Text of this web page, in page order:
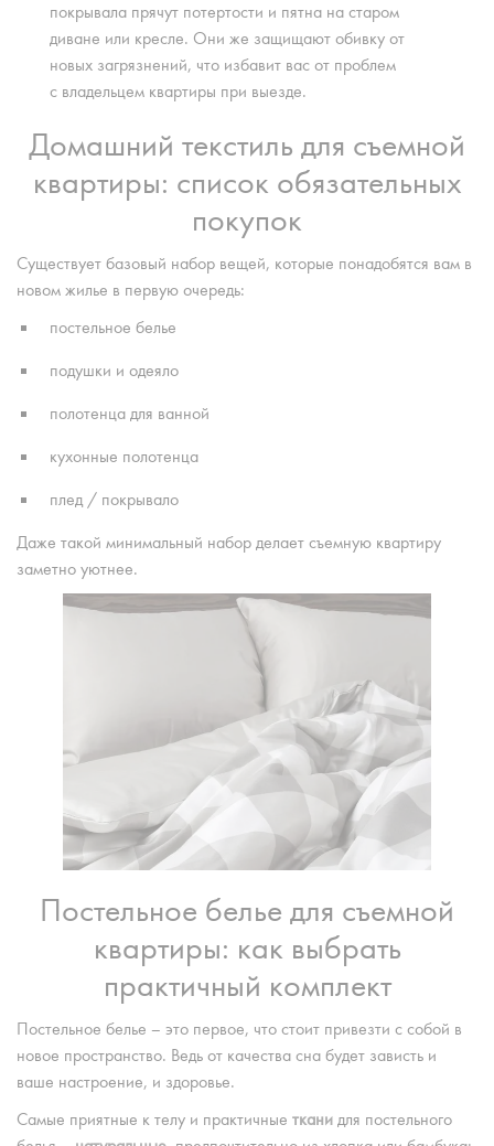
покрывала прячут потертости и пятна на старом
диване или кресле. Они же защищают обивку от
новых загрязнений, что избавит вас от проблем
с владельцем квартиры при выезде.
Домашний текстиль для съемной
квартиры: список обязательных
покупок
Существует базовый набор вещей, которые понадобятся вам в
новом жилье в первую очередь:
постельное белье
подушки и одеяло
полотенца для ванной
кухонные полотенца
плед / покрывало
Даже такой минимальный набор делает съемную квартиру
заметно уютнее.
Постельное белье для съемной
квартиры: как выбрать
практичный комплект
Постельное белье – это первое, что стоит привезти с собой в
новое пространство. Ведь от качества сна будет зависть и
ваше настроение, и здоровье.
Самые приятные к телу и практичные ткани для постельного